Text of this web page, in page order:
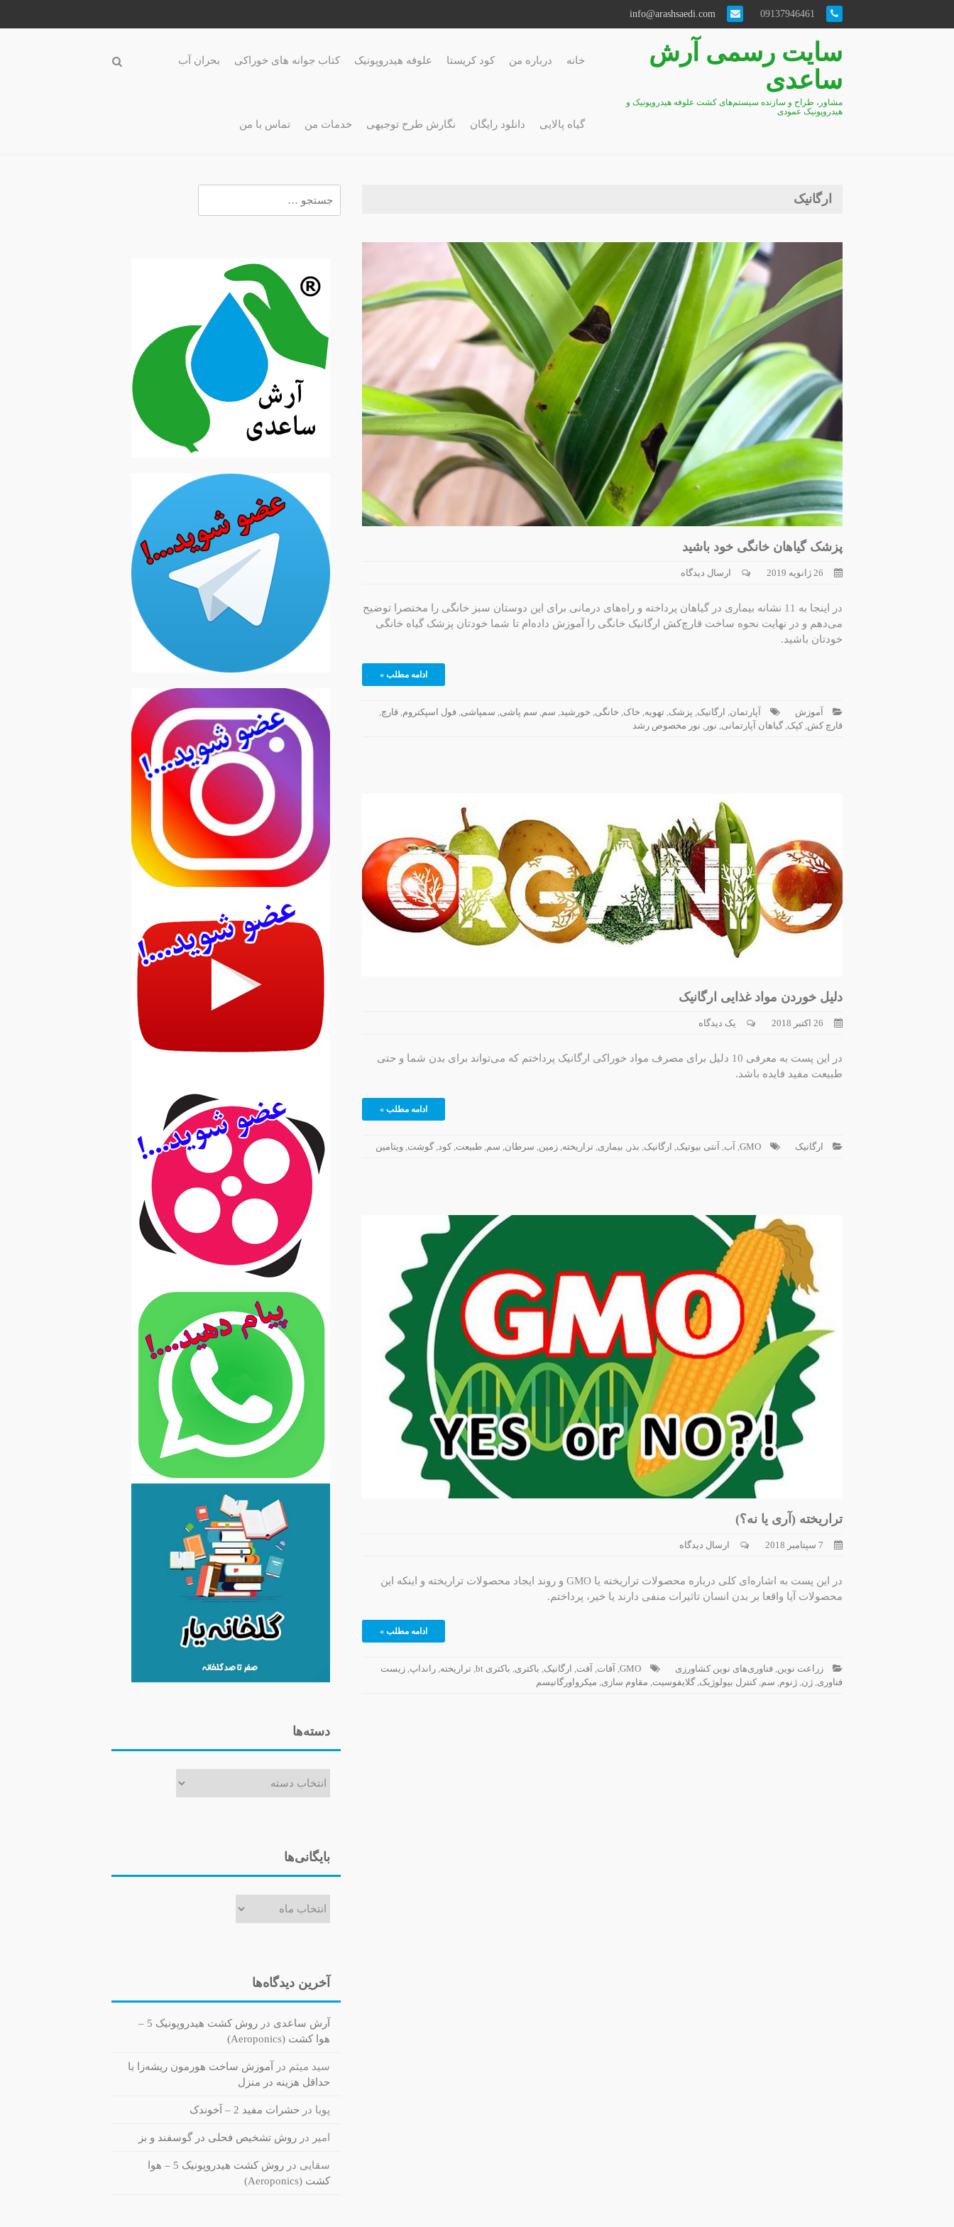
سایت رسمی آرش
ساعدی
مشاور، طراح و سازنده سیستم‌های کشت علوفه هیدروپونیک و
هیدروپونیک عمودی
خانه درباره من کود کریستا علوفه هیدروپونیک کتاب جوانه های خوراکی بحران آب
گیاه پالایی دانلود رایگان نگارش طرح توجیهی خدمات من تماس با من
ارگانیک
پزشک گیاهان خانگی خود باشید
26 ژانویه 2019 ارسال دیدگاه
در اینجا به 11 نشانه بیماری در گیاهان پرداخته و راه‌های درمانی برای این دوستان سبز خانگی را مختصرا توضیح
می‌دهم و در نهایت نحوه ساخت قارچ‌کش ارگانیک خانگی را آموزش داده‌ام تا شما خودتان پزشک گیاه خانگی
خودتان باشید.
ادامه مطلب »
آموزش آپارتمان ارگانیک پزشک تهویه خاک خانگی خورشید سم سم پاشی سمپاشی فول اسپکتروم قارچ
قارچ کش کپک گیاهان آپارتمانی نور نور مخصوص رشد
دلیل خوردن مواد غذایی ارگانیک
26 اکتبر 2018 یک دیدگاه
در این پست به معرفی 10 دلیل برای مصرف مواد خوراکی ارگانیک پرداختم که می‌تواند برای بدن شما و حتی
طبیعت مفید فایده باشد.
ادامه مطلب »
ارگانیک GMO آب آنتی بیوتیک ارگانیک بذر بیماری تراریخته زمین سرطان سم طبیعت کود گوشت ویتامین
تراریخته (آری یا نه؟)
7 سپتامبر 2018 ارسال دیدگاه
در این پست به اشاره‌ای کلی درباره محصولات تراریخته یا GMO و روند ایجاد محصولات تراریخته و اینکه این
محصولات آیا واقعا بر بدن انسان تاثیرات منفی دارند یا خیر، پرداختم.
ادامه مطلب »
زراعت نوین, فناوری‌های نوین کشاورزی GMO
, آفات, آفت, ارگانیک, باکتری, باکتری bt , تراریخته, رانداپ, زیست
فناوری, ژن, ژنوم, سم, کنترل بیولوژیک, گلایفوسیت, مقاوم سازی, میکرواورگانیسم
برای:
دسته‌ها
بایگانی‌ها
آخرین دیدگاه‌ها
آرش ساعدی در
روش کشت هیدروپونیک 5 –
هوا کشت (Aeroponics)
سید میثم در
آموزش ساخت هورمون ریشه‌زا با
حداقل هزینه در منزل
پویا در حشرات مفید 2 – آخوندک
امیر در روش تشخیص فحلی در گوسفند و بز
سقایی در
روش کشت هیدروپونیک 5 – هوا
کشت (Aeroponics)